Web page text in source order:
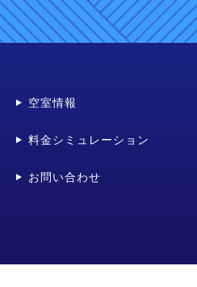
空室情報
料金シミュレーション
お問い合わせ